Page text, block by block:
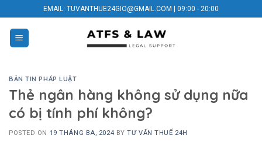
to
content
EMAIL: TUVANTHUE24GIO@GMAIL.COM | 09:00 - 20:00
BẢN TIN PHÁP LUẬT
Thẻ ngân hàng không sử dụng nữa
có bị tính phí không?
POSTED ON 19 THÁNG BA, 2024 BYTƯ VẤN THUẾ 24H